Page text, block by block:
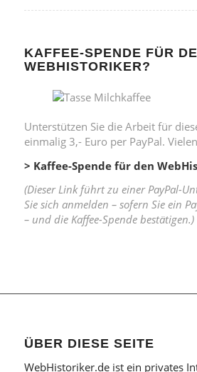
KAFFEE-SPENDE FÜR
WEBHISTORIKER?
Unterstützen Sie die Arbeit für
einmalig 3,- Euro per PayPal.
> Kaffee-Spende für den
(Dieser Link führt zu einer PayPal-
Sie sich anmelden – sofern Sie ein
– und die Kaffee-Spende bestätigen.)
ÜBER DIESE SEITE
WebHistoriker.de ist ein privates